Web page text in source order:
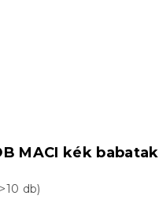
MACI kék
db)